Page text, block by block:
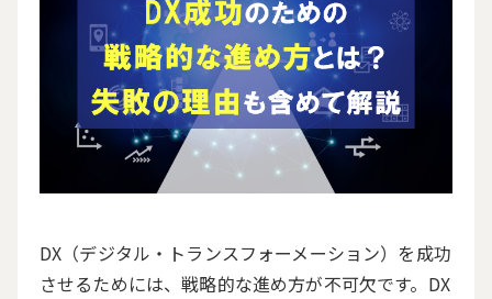
DX（デジタル・トランスフォーメーション）を成功
させるためには、戦略的な進め方が不可欠です。DX